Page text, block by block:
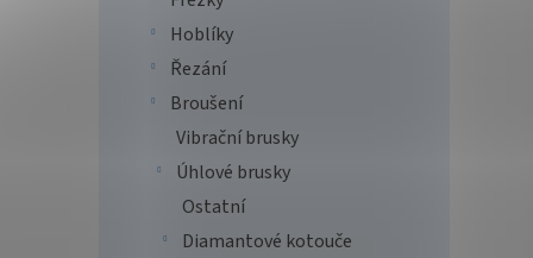
Hoblíky
Řezání
Broušení
Vibrační brusky
Úhlové brusky
Ostatní
Diamantové kotouče